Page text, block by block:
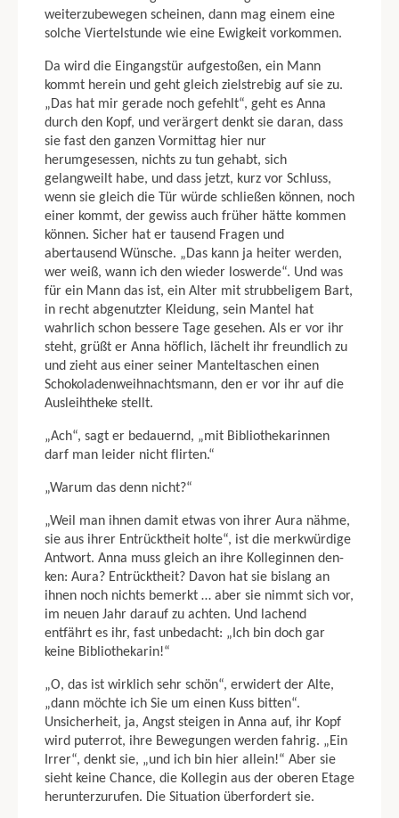
weiterzubewegen schei­nen, dann mag einem eine
solche Viertelstunde wie eine Ewigkeit vorkommen.
Da wird die Eingangstür aufgestoßen, ein Mann
kommt herein und geht gleich zielstrebig auf sie zu.
„Das hat mir gerade noch gefehlt“, geht es Anna
durch den Kopf, und verärgert denkt sie daran, dass
sie fast den ganzen Vormittag hier nur
herumgesessen, nichts zu tun gehabt, sich
gelangweilt habe, und dass jetzt, kurz vor Schluss,
wenn sie gleich die Tür würde schließen können, noch
einer kommt, der gewiss auch früher hätte kommen
können. Sicher hat er tausend Fragen und
abertausend Wünsche. „Das kann ja heiter werden,
wer weiß, wann ich den wie­der loswerde“. Und was
für ein Mann das ist, ein Alter mit strubbeligem Bart,
in recht abgenutzter Kleidung, sein Mantel hat
wahrlich schon bessere Tage gese­hen. Als er vor ihr
steht, grüßt er Anna höflich, lächelt ihr freundlich zu
und zieht aus einer seiner Manteltaschen einen
Schokoladenweihnachtsmann, den er vor ihr auf die
Ausleihtheke stellt.
„Ach“, sagt er bedauernd, „mit Bibliothekarinnen
darf man leider nicht flirten.“
„Warum das denn nicht?“
„Weil man ihnen damit etwas von ihrer Aura nähme,
sie aus ihrer Entrücktheit holte“, ist die merkwürdige
Antwort. Anna muss gleich an ihre Kolleginnen den­
ken: Aura? Entrücktheit? Davon hat sie bislang an
ihnen noch nichts bemerkt … aber sie nimmt sich vor,
im neuen Jahr darauf zu achten. Und lachend
entfährt es ihr, fast unbedacht: „Ich bin doch gar
keine Bibliothekarin!“
„O, das ist wirklich sehr schön“, erwidert der Alte,
„dann möchte ich Sie um einen Kuss bitten“.
Unsicherheit, ja, Angst steigen in Anna auf, ihr Kopf
wird puterrot, ihre Bewegun­gen werden fahrig. „Ein
Irrer“, denkt sie, „und ich bin hier allein!“ Aber sie
sieht keine Chance, die Kollegin aus der oberen Etage
herunterzurufen. Die Situation überfordert sie.